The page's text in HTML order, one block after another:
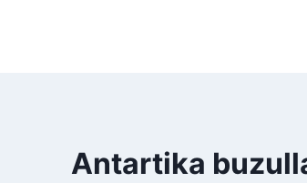
Antartika